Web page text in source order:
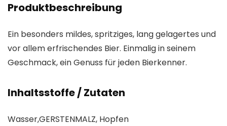
Produktbeschreibung
Ein besonders mildes, spritziges, lang gelagertes und
vor allem erfrischendes Bier. Einmalig in seinem
Geschmack, ein Genuss für jeden Bierkenner.
Inhaltsstoffe / Zutaten
Wasser,GERSTENMALZ, Hopfen